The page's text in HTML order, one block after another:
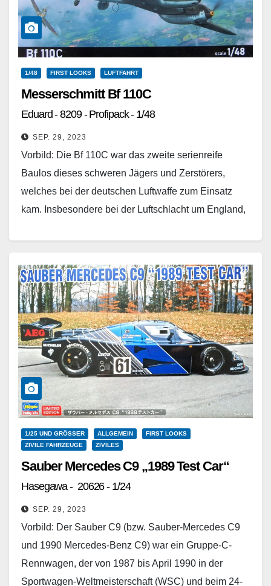
1/48 FIRST LOOKS LUFTFAHRT
Messerschmitt Bf 110C
Eduard - 8209 - Profipack - 1/48
SEP. 29, 2023
Vorbild: Die Bf 110C war das zweite serienreife
Baulos dieses schweren Jägers und Zerstörers,
welches bei der deutschen Luftwaffe zum Einsatz
kam. Insbesondere bei der Luftschlacht um England,
1/25 UND GRÖSSER ALLGEMEIN
FIRST LOOKS
ZIVILE FAHRZEUGE
ZIVILES
Sauber Mercedes C9 „1989 Test Car“
Hasegawa - 20626 - 1/24
SEP. 29, 2023
Vorbild: Der Sauber C9 (bzw. Sauber-Mercedes C9
und 1990 Mercedes-Benz C9) war ein Gruppe-C-
Rennwagen, der von 1987 bis April 1990 in der
Sportwagen-Weltmeisterschaft (WSC) und beim 24-